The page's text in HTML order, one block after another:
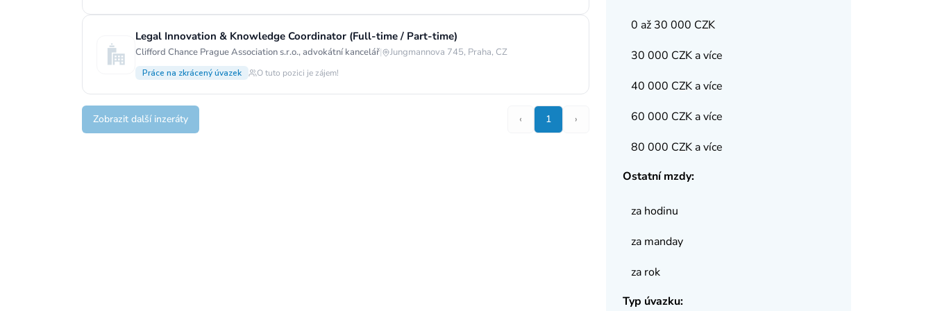
Legal Innovation & Knowledge Coordinator (Full-time / Part-time)
Clifford Chance Prague Association s.r.o., advokátní kancelář| Jungmannova 745, Praha, CZ
Práce na zkrácený úvazek O tuto pozici je zájem!
Zobrazit další inzeráty ‹ 1 ›
0 až 30 000 CZK
30 000 CZK a více
40 000 CZK a více
60 000 CZK a více
80 000 CZK a více
Ostatní mzdy:
za hodinu
za manday
za rok
Typ úvazku: